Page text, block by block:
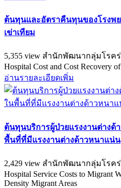
ต้นทุนและอัตราคืนทุนของโรงพ
เข่าเทียม
5,355 view สำนักพัฒนากลุ่มโรค
Hospital Cost and Cost Recovery
อ่านรายละเอียดเพิ่ม
ต้นทุนบริการผู้ป่วยแรงงานต่าง
พื้นที่ที่มีแรงงานต่างด้าวหนาแน่น
2,429 view สำนักพัฒนากลุ่มโรค
Hospital Service Costs to Migrant
Density Migrant Areas